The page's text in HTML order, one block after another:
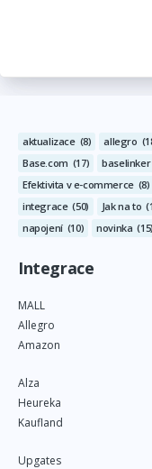
aktualizace (8) allegro
Base.com (17) baselinker
Efektivita v e-commerce (8)
integrace (50) Jak na to
napojení (10) novinka (15)
Integrace
MALL
Allegro
Amazon
Alza
Heureka
Kaufland
Upgates